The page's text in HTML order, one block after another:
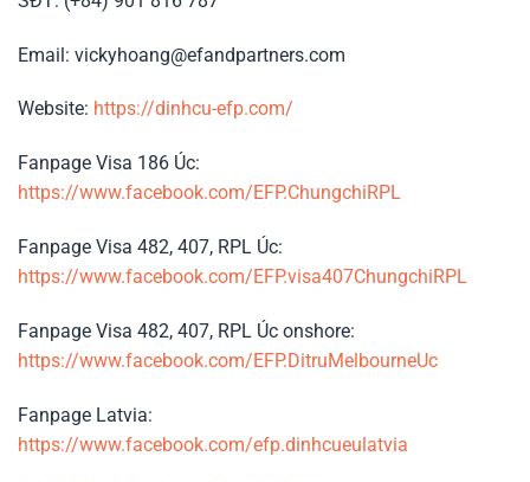
Email: vickyhoang@efandpartners.com
Website: https://dinhcu-efp.com/
Fanpage Visa 186 Úc:
https://www.facebook.com/EFP.ChungchiRPL
Fanpage Visa 482, 407, RPL Úc:
https://www.facebook.com/EFP.visa407ChungchiRPL
Fanpage Visa 482, 407, RPL Úc onshore:
https://www.facebook.com/EFP.DitruMelbourneUc
Fanpage Latvia:
https://www.facebook.com/efp.dinhcueulatvia